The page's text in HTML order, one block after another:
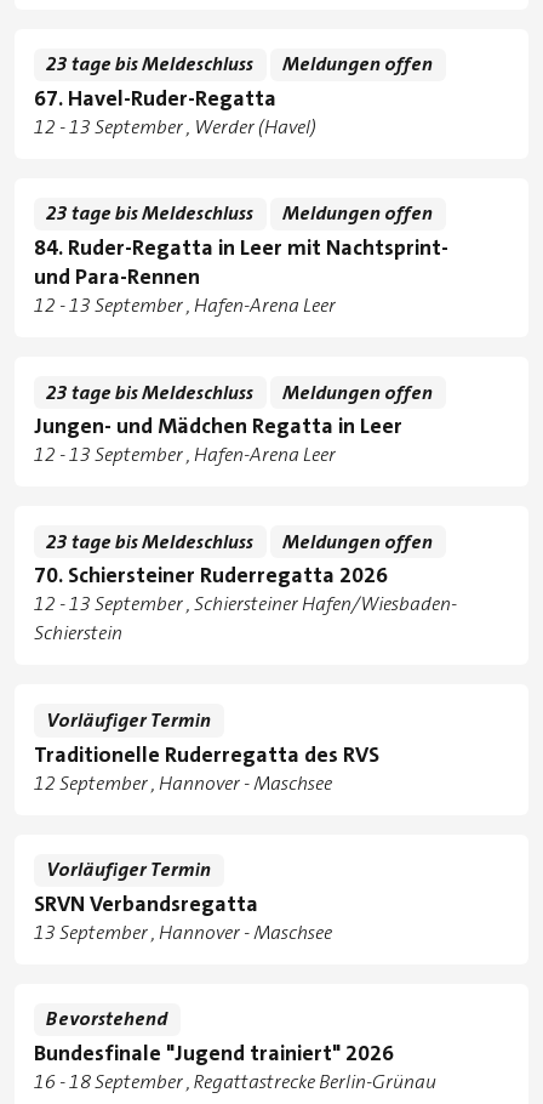
67. Havel-Ruder-Regatta
Tage
12 zu
-13 September Werder (Havel)
23 tage bis Meldeschluss Meldungen offen
84. Ruder-Regatta in Leer mit Nachtsprint-
und Para-Rennen
Tage
12 zu
-13 September Hafen-Arena Leer
23 tage bis Meldeschluss Meldungen offen
Jungen- und Mädchen Regatta in Leer
Tage
12 zu
-13 September Hafen-Arena Leer
23 tage bis Meldeschluss Meldungen offen
70. Schiersteiner Ruderregatta 2026
Tage
12 zu
-13 September
Standorte
Schiersteiner Hafen/Wiesbaden-
Schierstein
23 tage bis Meldeschluss Meldungen offen
Traditionelle Ruderregatta des RVS
Tage
12 September Hannover - Maschsee
Vorläufiger Termin
SRVN Verbandsregatta
Tage
13 September Hannover - Maschsee
Vorläufiger Termin
Bundesfinale "Jugend trainiert" 2026
Tage
16zu
-18 September Regattastrecke Berlin-Grünau
Bevorstehend